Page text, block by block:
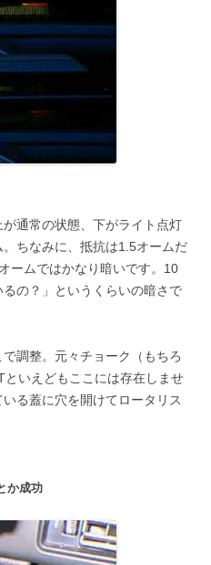
通常の状態、下がライト点灯
ちなみに、抵抗は1.5オームだ
ームではかなり暗いです。10
の？」というくらいの暗さで
調整。元々チョーク（もちろ
いえどもここには存在しませ
る蓋に穴を開けてロータリス
か成功